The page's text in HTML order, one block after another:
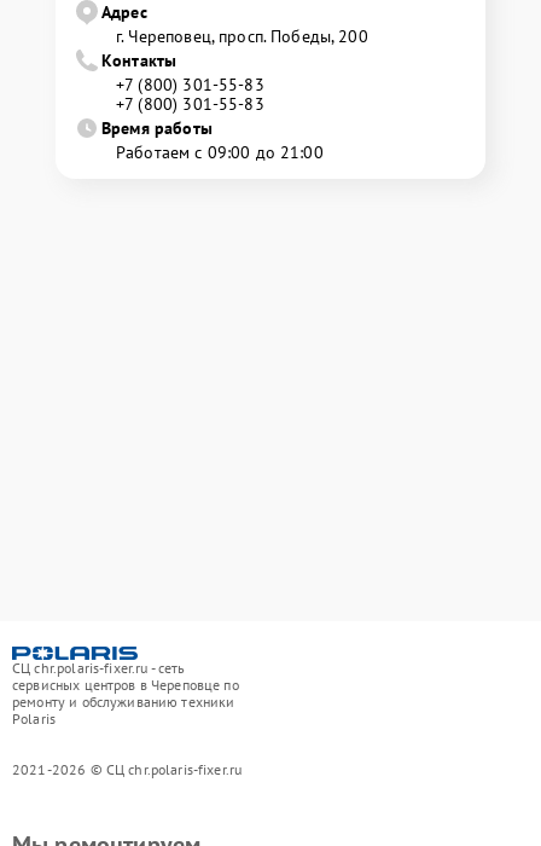
Адрес
г. Череповец, просп. Победы, 200
Контакты
+7 (800) 301-55-83
+7 (800) 301-55-83
Время работы
Работаем с 09:00 до 21:00
СЦ chr.polaris-fixer.ru - сеть
сервисных центров в Череповце по
ремонту и обслуживанию техники
Polaris
2021-2026 © СЦ chr.polaris-fixer.ru